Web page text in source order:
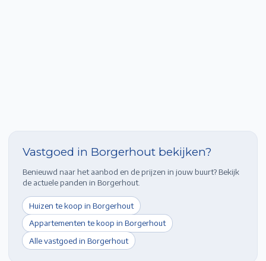
Vastgoed in Borgerhoutbekijken?
Benieuwd naar het aanbod en de prijzen in jouw buurt? Bekijk
de actuele panden in Borgerhout.
Huizen te koop in Borgerhout
Appartementen te koop in Borgerhout
Alle vastgoed in Borgerhout